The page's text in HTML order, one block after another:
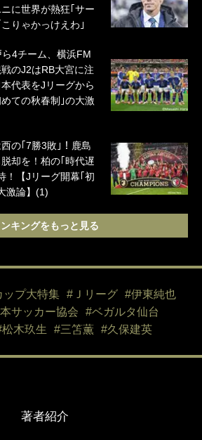
に世界が熱狂｢サー
りゃかっけえわ｣
4チーム、横浜FM
のJ2はRB大宮に注
代表をJリーグから
めての秋春制｣の大激
の｢7勝3敗｣！鹿島
却を！柏の｢時代遅
！【Jリーグ開幕｢初
激論】(1)
キングをもっと見る
ップ大特集 #Ｊリーグ
#伊東純也
サッカー協会
#ベガルタ仙台
松木玖生 #三笘薫 #久保建英
著者紹介